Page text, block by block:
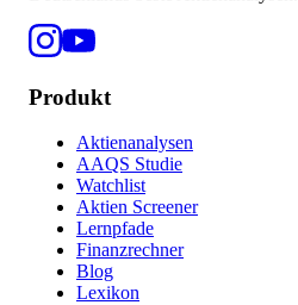
Produkt
Aktienanalysen
AAQS Studie
Watchlist
Aktien Screener
Lernpfade
Finanzrechner
Blog
Lexikon